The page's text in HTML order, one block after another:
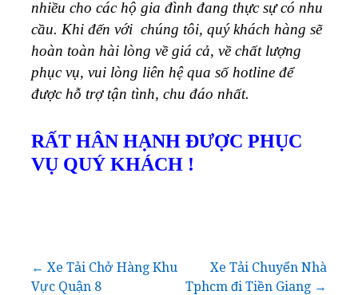
nhiều cho các hộ gia đình đang thực sự có nhu
cầu. Khi đến với chúng tôi, quý khách hàng sẽ
hoàn toàn hài lòng về giá cả, về chất lượng
phục vụ, vui lòng liên hệ qua số hotline để
được hỗ trợ tận tình, chu đáo nhất.
RẤT HÂN HẠNH ĐƯỢC PHỤC
VỤ QUÝ KHÁCH !
Điều
← Xe Tải Chở Hàng Khu
Vực Quận 8
Xe Tải Chuyển Nhà
Tphcm đi Tiền Giang →